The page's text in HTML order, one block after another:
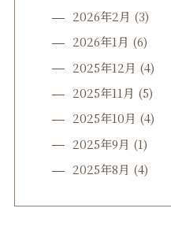
2026年2月 (3)
2026年1月 (6)
2025年12月 (4)
2025年11月 (5)
2025年10月 (4)
2025年9月 (1)
2025年8月 (4)